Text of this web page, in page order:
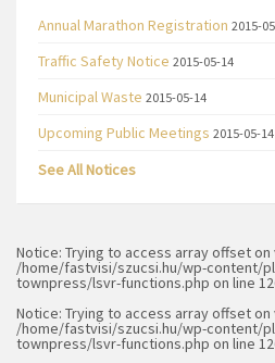
Annual Marathon Registration 2015-
Traffic Safety Notice 2015-05-14
Municipal Waste 2015-05-14
Upcoming Public Meetings 2015-05-14
See All Notices
Notice: Trying to access array offset
/home/fastvisi/szucsi.hu/wp-content/
townpress/lsvr-functions.php on line
Notice: Trying to access array offset
/home/fastvisi/szucsi.hu/wp-content/
townpress/lsvr-functions.php on line